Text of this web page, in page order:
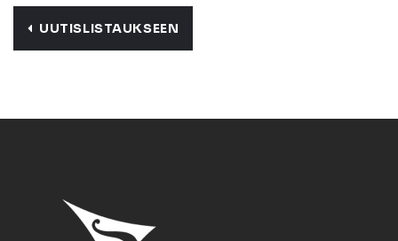
UUTISLISTAUKSEEN